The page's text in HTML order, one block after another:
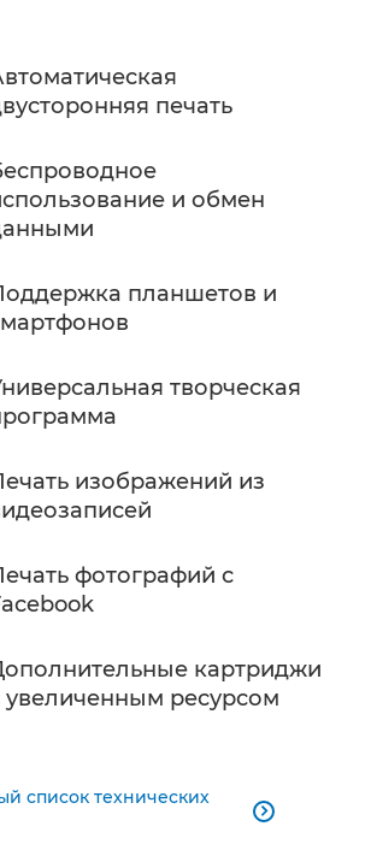
печать
и обмен
планшетов и
творческая
изображений из
фотографий с
картриджи
увеличенным ресурсом
список технических
